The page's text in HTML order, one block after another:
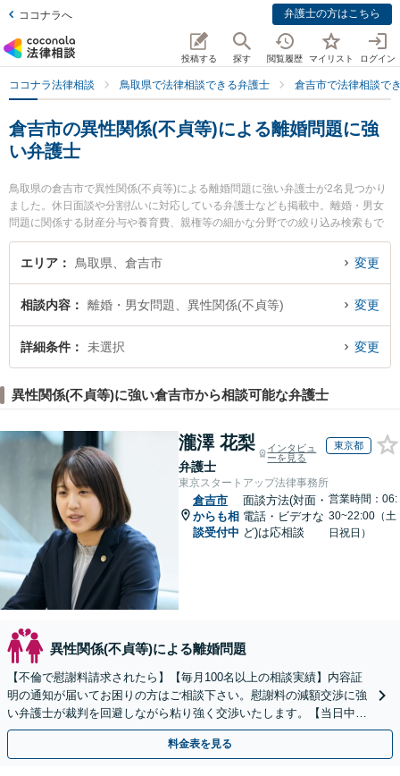
ココナラへ 弁護士の方はこちら
投稿する 探す 閲覧履歴 マイリスト ログイン
ココナラ法律相談 鳥取県で法律相談できる弁護士 倉吉市で法律相談で
倉吉市の異性関係(不貞等)による離婚問題に強
い弁護士
鳥取県の倉吉市で異性関係(不貞等)による離婚問題に強い弁護士が2名見つかり
ました。休日面談や分割払いに対応している弁護士なども掲載中。離婚・男女
問題に関係する財産分与や養育費、親権等の細かな分野での絞り込み検索もで
き便利です。特に倉吉ひかり法律事務所の辻本 周平弁護士や倉吉うつぶき法律
事務所の濵田 卓志弁護士のプロフィール情報や弁護士費用、強みなどが注目さ
のトラブル解決の実績豊富な近くの弁護士を検索したい』『初回相談無料で異
性関係(不貞等)による離婚問題を法律相談できる倉吉市内の弁護士に相談予約し
たい』などでお困りの相談者さんにおすすめです。
エリア 鳥取県、倉吉市 変更
相談内容 離婚・男女問題、異性関係(不貞等) 変更
詳細条件 未選択 変更
異性関係(不貞等)に強い倉吉市から相談可能な弁護士
瀧澤 花梨
弁護士
インタビュ
ーを見る
東京都
東京スタートアップ法律事務所
倉吉市
からも相
談受付中
面談方法(対面・
電話・ビデオな
ど)は応相談
営業時間：06:
30~22:00（土
日祝日）
異性関係(不貞等)による離婚問題
【不倫で慰謝料請求されたら】【毎月100名以上の相談実績】内容証
明の通知が届いてお困りの方はご相談下さい。慰謝料の減額交渉に強
い弁護士が裁判を回避しながら粘り強く交渉いたします。【当日中の
相談可(予約制)】【全国対応】
料金表を見る